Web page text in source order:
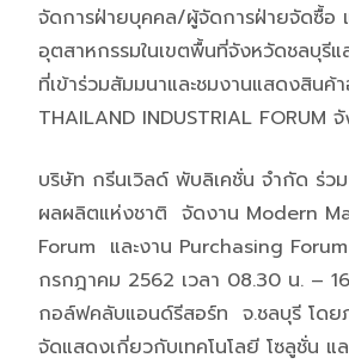
จัดการฝ่ายบุคคล/ผู้จัดการฝ่ายจัดซื้อ
อุตสาหกรรมในเขตพื้นที่จังหวัดชลบุรีแ
ที่เข้าร่วมสัมมนาและชมงานแสดงสินค้
THAILAND INDUSTRIAL FORUM
บริษัท กรีนเวิลด์ พับลิเคชั่น จำกัด ร่ว
ผลผลิตแห่งชาติ จัดงาน Modern
Forum และงาน Purchasing
กรกฎาคม 2562 เวลา 08.30 น. –
กอล์ฟคลับแอนด์รีสอร์ท จ.ชลบุรี โดย
จัดแสดงเกี่ยวกับเทคโนโลยี โซลูชั่น แ